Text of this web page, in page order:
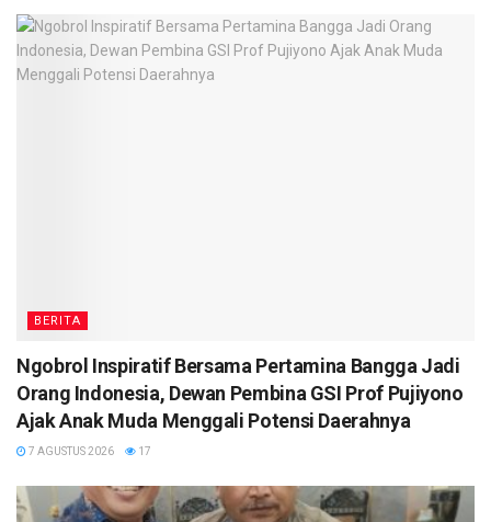
BERITA
Ngobrol Inspiratif Bersama Pertamina Bangga Jadi
Orang Indonesia, Dewan Pembina GSI Prof Pujiyono
Ajak Anak Muda Menggali Potensi Daerahnya
7 AGUSTUS 2026 17